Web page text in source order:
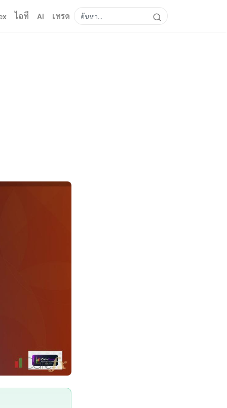
ไอที AI เทรด